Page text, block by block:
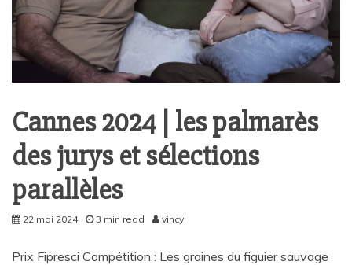
Cannes 2024 | les palmarès
des jurys et sélections
parallèles
22 mai 2024 3 min read vincy
Prix Fipresci Compétition : Les graines du figuier sauvage